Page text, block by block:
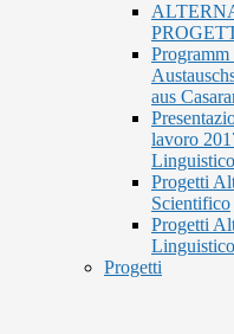
aus
lavoro
Linguistico
Progetti
Scientifico
Progetti
Linguistico
Progetti